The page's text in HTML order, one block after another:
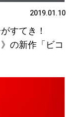
2019.01.10
すてき！
の新作「ビコ